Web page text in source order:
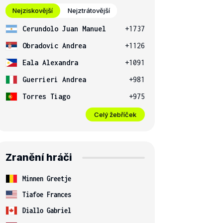
Nejziskovější Nejztrátovější
Cerundolo Juan Manuel
+1737
Obradovic Andrea
+1126
Eala Alexandra
+1091
Guerrieri Andrea
+981
Torres Tiago
+975
Celý žebříček
Zranění hráči
Minnen Greetje
Tiafoe Frances
Diallo Gabriel